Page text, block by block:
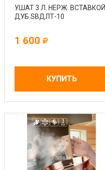
УШАТ 3 Л. НЕРЖ. ВСТАВКОЙ
ДУБ SBДЛТ-10
1 600
КУПИТЬ